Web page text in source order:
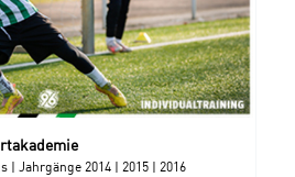
| Jahrgänge 2014 | 2015 | 2016